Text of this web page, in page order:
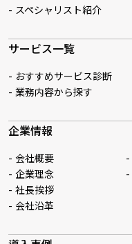
スペシャリスト紹介
サービス一覧
おすすめサービス診断
業務内容から探す
企業情報
会社概要
企業理念
社長挨拶
会社沿革